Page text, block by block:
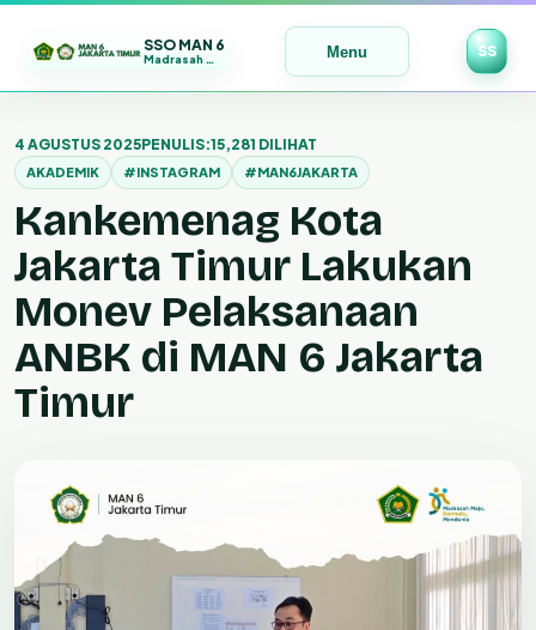
SSO MAN 6
Madrasah Maju | Bermutu | Mendunia Menu SS
ke
konten
4 AGUSTUS 2025PENULIS:15,281 DILIHAT
AKADEMIK #INSTAGRAM #MAN6JAKARTA
Kankemenag Kota
Jakarta Timur Lakukan
Monev Pelaksanaan
ANBK di MAN 6 Jakarta
Timur